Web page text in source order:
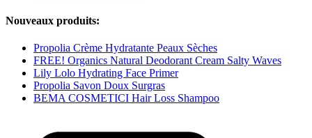
Nouveaux produits:
Propolia Crème Hydratante Peaux Sèches
FREE! Organics Natural Deodorant Cream Salty Waves
Lily Lolo Hydrating Face Primer
Propolia Savon Doux Surgras
BEMA COSMETICI Hair Loss Shampoo